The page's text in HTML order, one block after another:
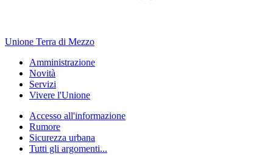
Unione Terra di Mezzo
Amministrazione
Novità
Servizi
Vivere l'Unione
Accesso all'informazione
Rumore
Sicurezza urbana
Tutti gli argomenti...